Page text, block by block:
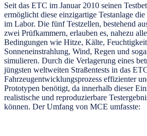
Seit das ETC im Januar 2010 seinen
ermöglicht diese einzigartige Testanlage
im Labor. Die fünf Testzellen, bestehend
zwei Prüfkammern, erlauben es, nahezu
Bedingungen wie Hitze, Kälte,
Sonneneinstrahlung, Wind, Regen und
simulieren. Durch die Verlagerung eines
jüngsten weltweiten Straßentests in das
Fahrzeugentwicklungsprozess effizienter
Prototypen benötigt, da innerhalb dieser
realistische und reproduzierbare
können. Der Umfang von MCE umfasste: